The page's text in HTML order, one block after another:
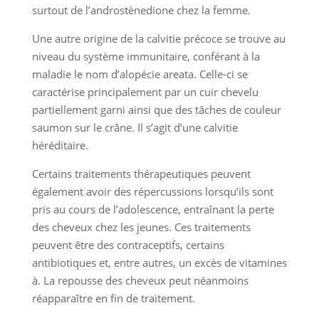
surtout de l’androstènedione chez la femme.
Une autre origine de la calvitie précoce se trouve au
niveau du système immunitaire, conférant à la
maladie le nom d’alopécie areata. Celle-ci se
caractérise principalement par un cuir chevelu
partiellement garni ainsi que des tâches de couleur
saumon sur le crâne. Il s’agit d’une calvitie
héréditaire.
Certains traitements thérapeutiques peuvent
également avoir des répercussions lorsqu’ils sont
pris au cours de l’adolescence, entraînant la perte
des cheveux chez les jeunes. Ces traitements
peuvent être des contraceptifs, certains
antibiotiques et, entre autres, un excès de vitamines
à. La repousse des cheveux peut néanmoins
réapparaître en fin de traitement.